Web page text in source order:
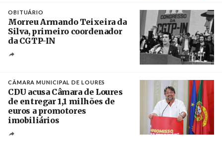
OBITUÁRIO
Morreu Armando Teixeira da
Silva, primeiro coordenador
da CGTP-IN
CÂMARA MUNICIPAL DE LOURES
CDU acusa Câmara de Loures
de entregar 1,1 milhões de
euros a promotores
imobiliários